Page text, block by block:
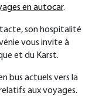
en autocar.
son hospitalité
vous invite à
et du Karst.
bus actuels vers la
aux voyages.